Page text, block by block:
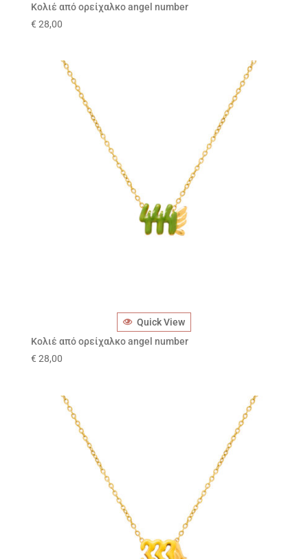
Κολιέ από ορείχαλκο angel number
€ 28,00
Quick View
Κολιέ από ορείχαλκο angel number
€ 28,00